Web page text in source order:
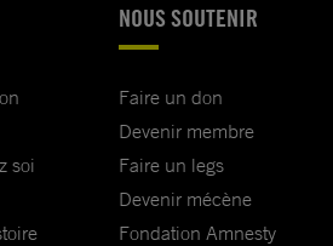
soi
NOUS SOUTENIR
Faire un don
Devenir membre
Faire un legs
Devenir mécène
Fondation Amnesty